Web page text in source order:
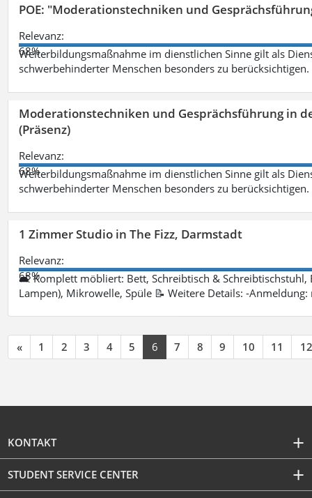
POE: "Moderationstechniken und
Relevanz:
68%
Weiterbildungsmaßnahme im dienstlichen Sinne gilt als
schwerbehinderter Menschen besonders zu berücksichtigen.
Moderationstechniken und Gesprächsführung in
(Präsenz)
Relevanz:
68%
Weiterbildungsmaßnahme im dienstlichen Sinne gilt als
schwerbehinderter Menschen besonders zu berücksichtigen.
1 Zimmer Studio in The Fizz, Darmstadt
Relevanz:
68%
🛋 Komplett möbliert: Bett, Schreibtisch & Schreibtischstuhl,
Lampen), Mikrowelle, Spüle 📝 Weitere Details: -
« 1 2 3 4 5 6 7 8 9 10 11 12
KONTAKT
STUDENT SERVICE CENTER